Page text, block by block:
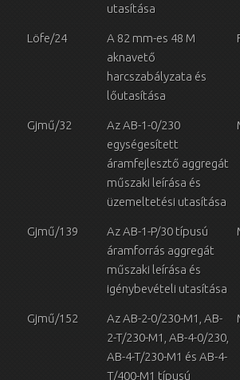
utasítása
Löfe/24
A 82 mm-es 48 M
aknavető
harcszabályzata és
lőutasítása
Gjmű/32
Az AB-1-0/230
egységesített
áramfejlesztő aggregát
műszaki leírása és
üzemeltetési utasítása
Gjmű/139
Az AB-1-P/30 típusú
áramforrás aggregát
műszaki leírása és
igénybevételi utasítása
Gjmű/152
Az AB-2-0/230-M1, AB-
2-T/230-M1, AB-4-0/230,
AB-4-T/230-M1 és AB-4-
T/400-M1 típusú